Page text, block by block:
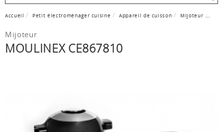
Accueil Petit électroménager cuisine Appareil de cuisson Mijoteur
Mijoteur
MOULINEX CE867810